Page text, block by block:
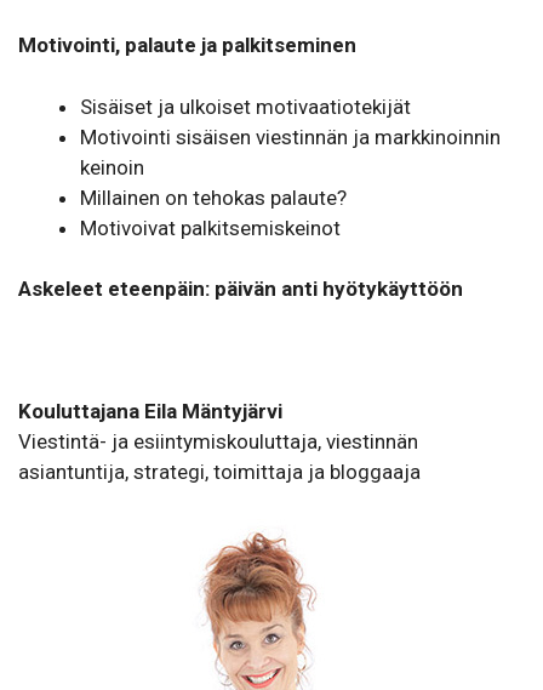
Motivointi, palaute ja palkitseminen
Sisäiset ja ulkoiset motivaatiotekijät
Motivointi sisäisen viestinnän ja markkinoinnin
keinoin
Millainen on tehokas palaute?
Motivoivat palkitsemiskeinot
Askeleet eteenpäin: päivän anti hyötykäyttöön
Kouluttajana Eila Mäntyjärvi
Viestintä- ja esiintymiskouluttaja, viestinnän
asiantuntija, strategi, toimittaja ja bloggaaja